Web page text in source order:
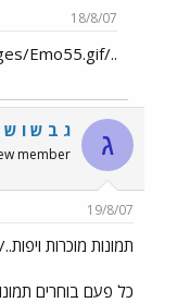
18/8/07
../images/Emo55.gif
ג ג ב ש ו ש
member
19/8/07
תמונות מוכרות ויפות../images/Emo13.gif../images/Emo88.gif
כל פעם בוחרים